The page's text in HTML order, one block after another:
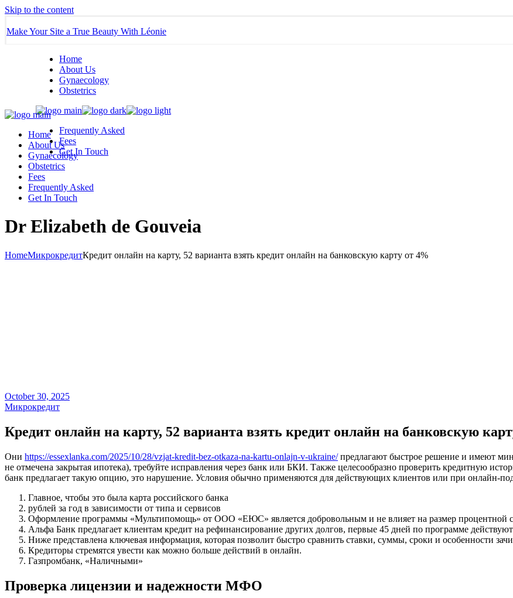
Skip to the content
Make Your Site a True Beauty With Léonie
Home
About Us
Gynaecology
Obstetrics
Frequently Asked
Fees
Get In Touch
Home
About Us
Gynaecology
Obstetrics
Fees
Frequently Asked
Get In Touch
Dr Elizabeth de Gouveia
HomeМикрокредитКредит онлайн на карту, 52 варианта взять кредит онлайн на банковскую карту от 4%
October 30, 2025
Микрокредит
Кредит онлайн на карту, 52 варианта взять кредит онлайн на банковскую
Они https://essexlanka.com/2025/10/28/vzjat-kredit-bez-otkaza-na-kartu-onlajn-v-ukraine/предлагают быстрое решение и имеют
не отмечена закрытая ипотека), требуйте исправления через банк или БКИ. Также целесообразно проверить кредитную
банк предлагает такую опцию, это нарушение. Условия обычно применяются для действующих клиентов или при онлайн-
Главное, чтобы это была карта российского банка
рублей за год в зависимости от типа и сервисов
Оформление программы «Мультипомощь» от ООО «ЕЮС» является добровольным и не влияет на размер процентной
Альфа Банк предлагает клиентам кредит на рефинансирование других долгов, первые 45 дней по программе
Ниже представлена ключевая информация, которая позволит быстро сравнить ставки, суммы, сроки и особенности
Кредиторы стремятся увести как можно больше действий в онлайн.
Газпромбанк, «Наличными»
Проверка лицензии и надежности МФО